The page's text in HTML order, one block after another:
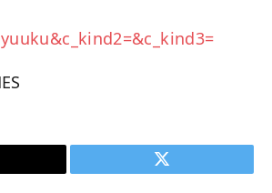
Twitter